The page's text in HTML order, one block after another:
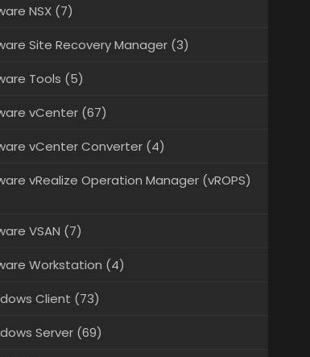
NSX(7)
Site Recovery Manager(3)
Tools (5)
vCenter(67)
vCenter Converter(4)
vRealize Operation Manager (vROPS)
VSAN (7)
Workstation (4)
Client (73)
Server(69)